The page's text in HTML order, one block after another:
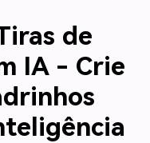
de
IA - Crie